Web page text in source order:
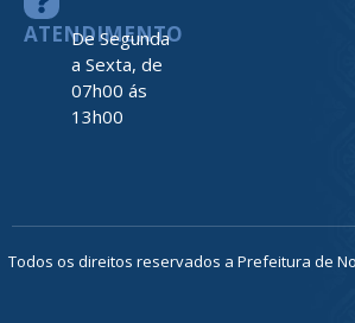
ATENDIMENTO
De Segunda
a Sexta, de
07h00 ás
13h00
Todos os direitos reservados a Prefeitura